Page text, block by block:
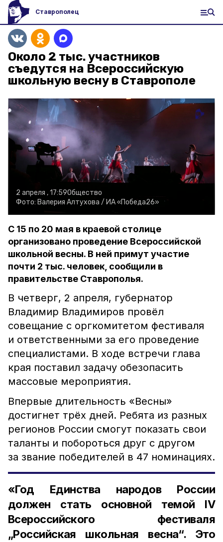
Ставрополец
Около 2 тыс. участников
съедутся на Всероссийскую
школьную весну в Ставрополе
2 апреля , 17:59Общество
Фото: Валерия Алтухова / ИА «Победа26»
С 15 по 20 мая в краевой столице
организовано проведение Всероссийской
школьной весны. В ней примут участие
почти 2 тыс. человек, сообщили в
правительстве Ставрополья.
В четверг, 2 апреля, губернатор
Владимир Владимиров провёл
совещание с оргкомитетом фестиваля
и ответственными за его проведение
специалистами. В ходе встречи глава
края поставил задачу обезопасить
массовые мероприятия.
Впервые длительность «Весны»
достигнет трёх дней. Ребята из разных
регионов России смогут показать свои
таланты и побороться друг с другом
за звание победителей в 47 номинациях.
«Год Единства народов России
должен стать основной темой IV
Всероссийского фестиваля
„Российская школьная весна“. Это